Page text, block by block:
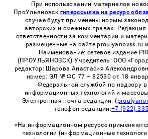
При использовании материалов
ПроУльяновск гиперссылка на ресурс
случае будут применены нормы
авторских и смежных правах. Редакция
ответственности за комментарии и
размещенные на сайте proulyanovsk.ru
Наименование: сетевое издание
(ПРОУЛЬЯНОВСК) Учредитель: ООО
редактор: Шарова Анастасия
номер: ЭЛ № ФС 77 – 82530 от 18
Федеральной службой по надзору в
информационных технологий и
Электронная почта редакции: (
телефон редакции:+7 (922)
«На информационном ресурсе
технологии (информационные